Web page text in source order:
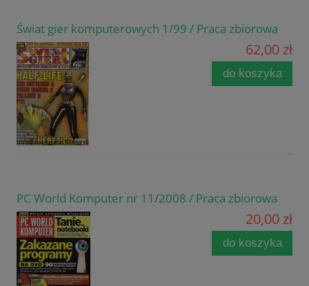
Świat gier komputerowych 1/99 / Praca zbiorowa
62,00 zł
do koszyka
PC World Komputer nr 11/2008 / Praca zbiorowa
20,00 zł
do koszyka